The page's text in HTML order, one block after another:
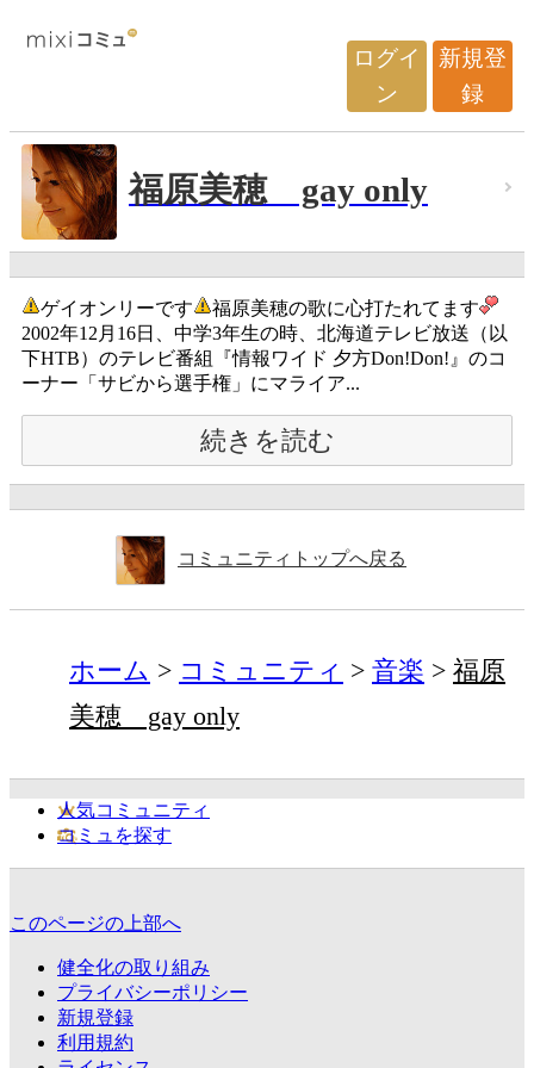
ログイ
ン
新規登
録
福原美穂 gay only
ゲイオンリーです
福原美穂の歌に心打たれてます
2002年12月16日、中学3年生の時、北海道テレビ放送（以
下HTB）のテレビ番組『情報ワイド 夕方Don!Don!』のコ
ーナー「サビから選手権」にマライア...
続きを読む
コミュニティトップへ戻る
ホーム コミュニティ 音楽
福原
美穂 gay only
人気コミュニティ
コミュを探す
このページの上部へ
健全化の取り組み
プライバシーポリシー
新規登録
利用規約